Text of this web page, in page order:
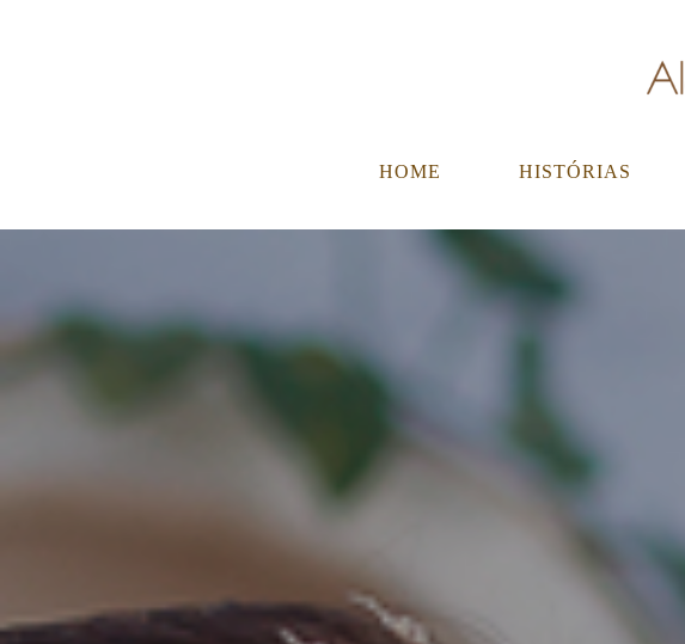
HOME HISTÓRIAS